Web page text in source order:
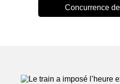
Concurrence